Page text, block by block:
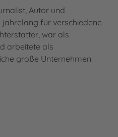
Autor und
jahrelang für verschiedene
war als
arbeitete als
große Unternehmen.